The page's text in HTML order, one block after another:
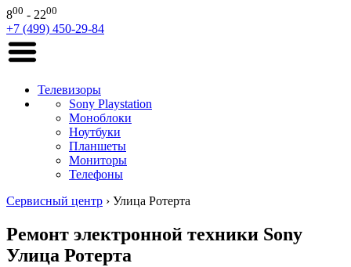
800 - 2200
+7 (499) 450-29-84
Телевизоры
Sony Playstation
Моноблоки
Ноутбуки
Планшеты
Мониторы
Телефоны
Сервисный центр › Улица Ротерта
Ремонт электронной техники Sony
Улица Ротерта